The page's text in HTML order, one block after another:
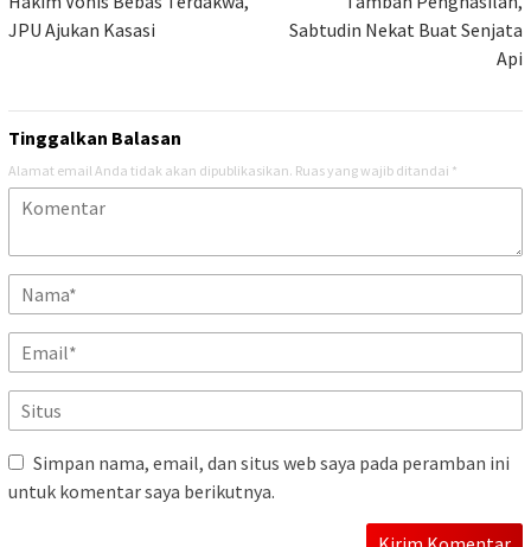
pos
JPU Ajukan Kasasi
Sabtudin Nekat Buat Senjata
Api
Tinggalkan Balasan
Alamat email Anda tidak akan dipublikasikan. Ruas yang wajib ditandai *
Simpan nama, email, dan situs web saya pada peramban ini
untuk komentar saya berikutnya.